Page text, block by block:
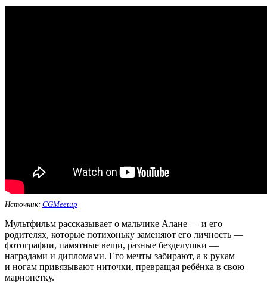
Источник: CGMeetup
Мультфильм рассказывает о мальчике Алане — и его
родителях, которые потихоньку заменяют его личность —
фотографии, памятные вещи, разные безделушки —
наградами и дипломами. Его мечты забирают, а к рукам
и ногам привязывают ниточки, превращая ребёнка в свою
марионетку.